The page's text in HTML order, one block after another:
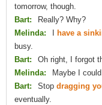
tomorrow, though.
Bart:
Really? Why?
Melinda:
have a
busy.
Bart:
Oh right, I forgot
Melinda:
Maybe I
Bart:
Stop dragging
eventually.